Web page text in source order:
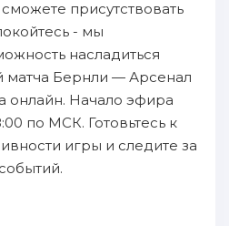
присутствовать
- мы
насладиться
матча Бернли — Арсенал
онлайн. Начало эфира
по МСК. Готовьтесь к
игры и следите за